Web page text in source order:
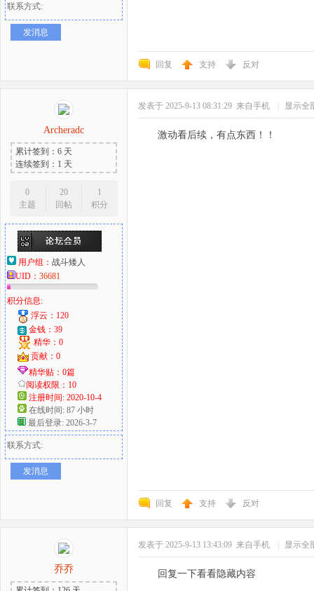
联系方式:
发消息
回复 支持 反对
Archeradc
累计签到：6 天
连续签到：1 天
0
主题
20
回帖
1
积分
用户组： 战斗矮人
UID： 36681
积分信息:
浮云：120
金钱：39
精华：0
贡献：0
精华贴：0篇
阅读权限：10
注册时间: 2020-10-4
在线时间: 87 小时
最后登录: 2026-3-7
联系方式:
发消息
发表于 2025-9-13 08:31:29 来自手机 显示全
激动看后续，有点东西！！
回复 支持 反对
乔乔
发表于 2025-9-13 13:43:09 来自手机 显示全
回复一下看看隐藏内容